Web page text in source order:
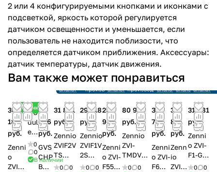
2 или 4 конфигурируемыми кнопками и иконками с
подсветкой, яркость которой регулируется
датчиком освещенности и уменьшается, если
пользователь не находится поблизости, что
определяется датчиком приближения. Аксессуары:
датчик температуры, датчик движения.
Вам также может понравиться
Новинка
36
186
руб.
Zenni
o
ZVIFR
Mo
dul
e
Ele
ctr
oni
0
0
В наличии
51
606
руб.
GVS
CHP
BD-
Снято с
производства
Ссылка на
31 881
руб.
Zennio
ZVIF2V
TS
Выключ
0
0
Снято с
29 318
руб.
Zennio
ZVIF1V
2S
Выклю
0
0
производства
Ссылка на
25
935
руб.
Zenni
o ZVI-
F55X2
Снято с
80 983
руб.
Zennio
ZVI-
TMDV
TMD-
0
0
производства
Ссылка на
37
724
руб.
Zenni
o ZVI-
F6
производства
Ссылка на
31
881
руб.
Zenn
io
ZVIF
31 881
руб.
Zenni
o ZVI-
F1-GW
Flat/
0
0